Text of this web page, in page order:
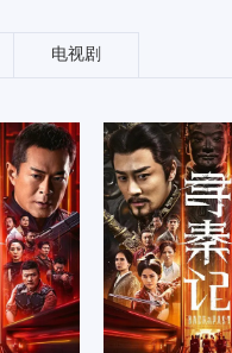
电视剧